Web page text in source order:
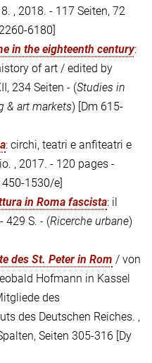
, 2018. - 117 Seiten, 72
6180]
in the eighteenth century:
of art / edited by
234 Seiten - (Studies in
& art markets) [Dm 615-
: circhi, teatri e anfiteatri e
, 2017. - 120 pages -
450-1530/e]
in Roma fascista: il
429 S. - (Ricerche urbane)
des St. Peter in Rom / von
Hofmann in Kassel
des
des Deutschen Reiches. ,
Seiten 305-316 [Dy